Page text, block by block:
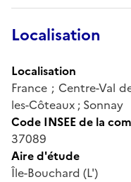
Localisation
Localisation
France ; Centre-Val
les-Côteaux ; Sonnay
Code INSEE de la
37089
Aire d'étude
Île-Bouchard (L')